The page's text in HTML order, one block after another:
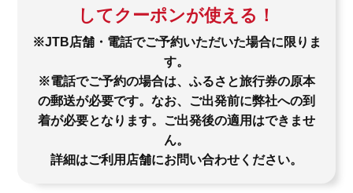
してクーポンが使える！
※JTB店舗・電話でご予約いただいた場合に限りま
す。
※電話でご予約の場合は、ふるさと旅行券の原本
の郵送が必要です。なお、ご出発前に弊社への到
着が必要となります。ご出発後の適用はできませ
ん。
詳細はご利用店舗にお問い合わせください。